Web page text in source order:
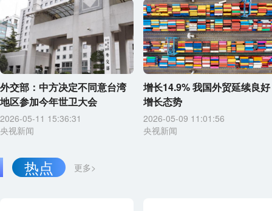
外交部：中方决定不同意台湾
地区参加今年世卫大会
2026-05-11 15:36:31
央视新闻
增长14.9% 我国外贸延续良好
增长态势
2026-05-09 11:01:56
央视新闻
更多>
热点